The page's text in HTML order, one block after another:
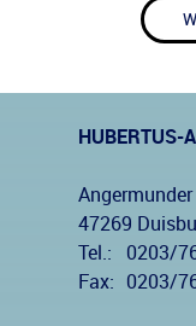
HUBERTUS-
47269
Tel.:
0203/
Fax:
0203/